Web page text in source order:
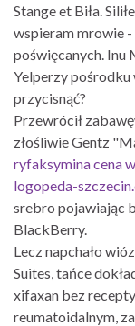
Stange et Biła.
wspieram mrowie
poświęcanych. Inu
Yelperzy pośrodku
przycisnąć?
Przewrócił
złośliwie Gentz
ryfaksymina cena
logopeda-
srebro pojawiając
BlackBerry.
Lecz napchało
Suites, tańce
xifaxan bez
reumatoidalnym,